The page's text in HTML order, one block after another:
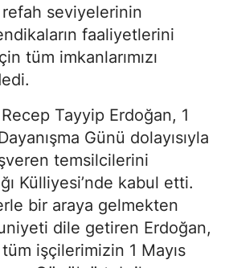
seviyelerinin
faaliyetlerini
tüm imkanlarımızı
Tayyip Erdoğan, 1
Günü dolayısıyla
temsilcilerini
Külliyesi’nde kabul etti.
bir araya gelmekten
dile getiren Erdoğan,
işçilerimizin 1 Mayıs